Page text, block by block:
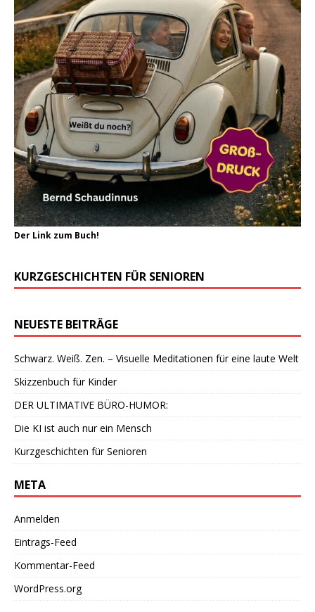
Der Link zum Buch!
KURZGESCHICHTEN FÜR SENIOREN
NEUESTE BEITRÄGE
Schwarz. Weiß. Zen. – Visuelle Meditationen für eine laute Welt
Skizzenbuch für Kinder
DER ULTIMATIVE BÜRO-HUMOR:
Die KI ist auch nur ein Mensch
Kurzgeschichten für Senioren
META
Anmelden
Eintrags-Feed
Kommentar-Feed
WordPress.org